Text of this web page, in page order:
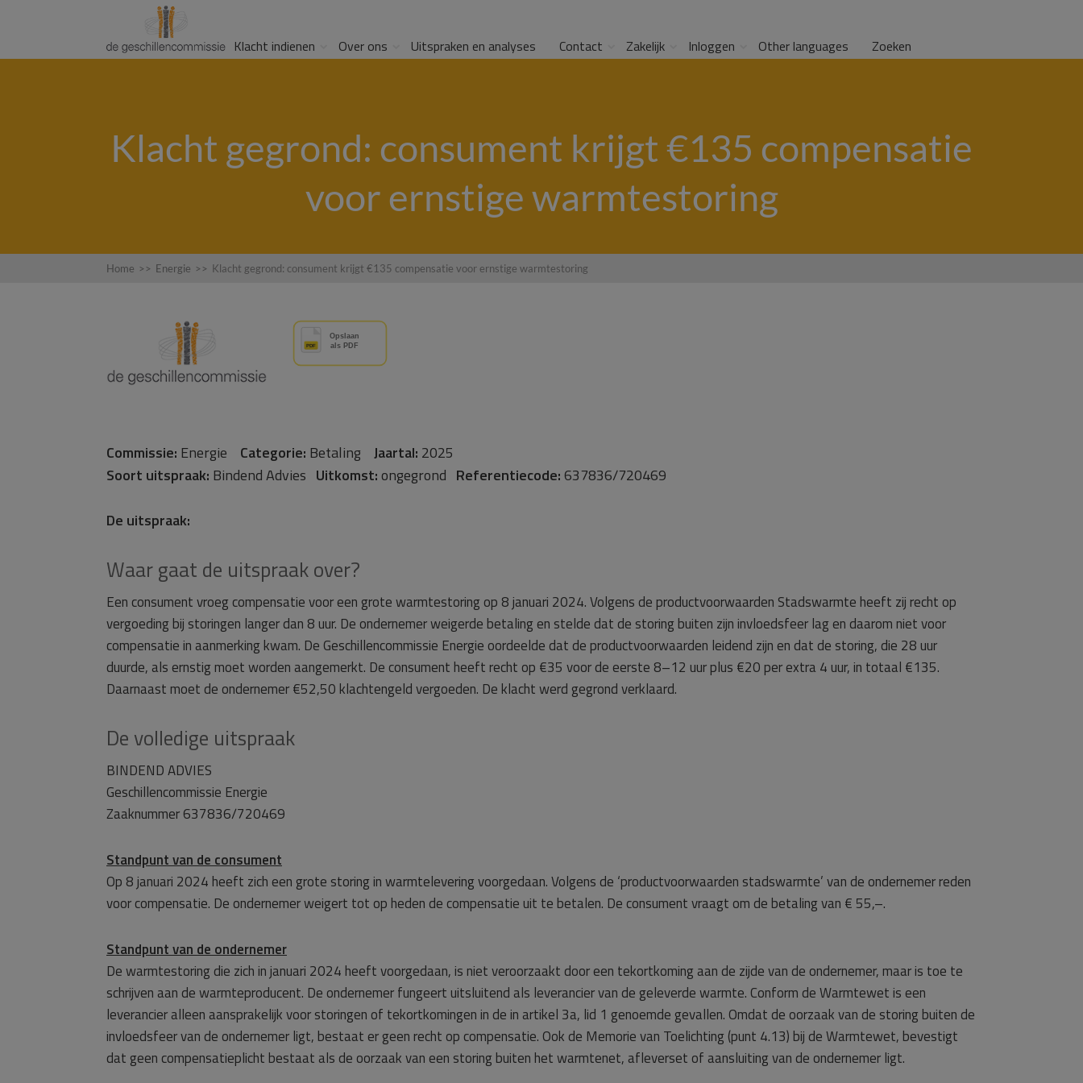
Klacht indienen Over ons Uitspraken en analyses Contact Zakelijk Inloggen Other languages Zoeken
Klacht gegrond: consument krijgt €135 compensatie
voor ernstige warmtestoring
Home >> Energie >> Klacht gegrond: consument krijgt €135 compensatie voor ernstige warmtestoring
Commissie: Energie Categorie: Betaling Jaartal: 2025
Soort uitspraak: Bindend Advies Uitkomst:ongegrond Referentiecode:637836/720469
De uitspraak:
Waar gaat de uitspraak over?
Een consument vroeg compensatie voor een grote warmtestoring op 8 januari 2024. Volgens de productvoorwaarden Stadswarmte heeft zij recht op
vergoeding bij storingen langer dan 8 uur. De ondernemer weigerde betaling en stelde dat de storing buiten zijn invloedsfeer lag en daarom niet voor
compensatie in aanmerking kwam. De Geschillencommissie Energie oordeelde dat de productvoorwaarden leidend zijn en dat de storing, die 28 uur
duurde, als ernstig moet worden aangemerkt. De consument heeft recht op €35 voor de eerste 8–12 uur plus €20 per extra 4 uur, in totaal €135.
Daarnaast moet de ondernemer €52,50 klachtengeld vergoeden. De klacht werd gegrond verklaard.
De volledige uitspraak
BINDEND ADVIES
Geschillencommissie Energie
Zaaknummer 637836/720469
Standpunt van de consument
Op 8 januari 2024 heeft zich een grote storing in warmtelevering voorgedaan. Volgens de ‘productvoorwaarden stadswarmte’ van de ondernemer reden
voor compensatie. De ondernemer weigert tot op heden de compensatie uit te betalen. De consument vraagt om de betaling van € 55,–.
Standpunt van de ondernemer
De warmtestoring die zich in januari 2024 heeft voorgedaan, is niet veroorzaakt door een tekortkoming aan de zijde van de ondernemer, maar is toe te
schrijven aan de warmteproducent. De ondernemer fungeert uitsluitend als leverancier van de geleverde warmte. Conform de Warmtewet is een
leverancier alleen aansprakelijk voor storingen of tekortkomingen in de in artikel 3a, lid 1 genoemde gevallen. Omdat de oorzaak van de storing buiten de
invloedsfeer van de ondernemer ligt, bestaat er geen recht op compensatie. Ook de Memorie van Toelichting (punt 4.13) bij de Warmtewet, bevestigt
dat geen compensatieplicht bestaat als de oorzaak van een storing buiten het warmtenet, afleverset of aansluiting van de ondernemer ligt.